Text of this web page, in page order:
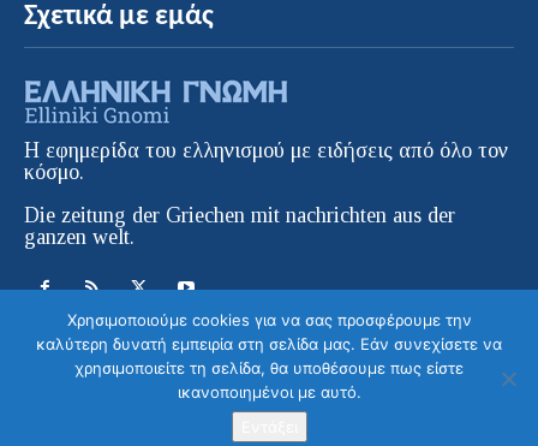
Σχετικά με εμάς
Η εφημερίδα του ελληνισμού με ειδήσεις από όλο τον
κόσμο.
Die zeitung der Griechen mit nachrichten aus der
ganzen welt.
© ELLINIKI GNOMI • Die Zeitung der
Griechen in Europa | All Rights Reserved |
Χρησιμοποιούμε cookies για να σας προσφέρουμε την
καλύτερη δυνατή εμπειρία στη σελίδα μας. Εάν συνεχίσετε να
χρησιμοποιείτε τη σελίδα, θα υποθέσουμε πως είστε
ικανοποιημένοι με αυτό.
Στείλετε το μήνυμα σας